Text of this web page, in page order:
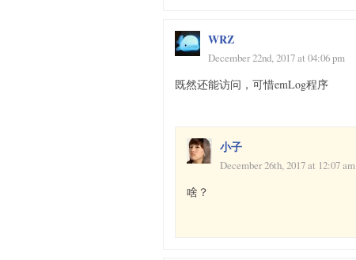
WRZ
December 22nd, 2017 at 04:06 pm
既然还能访问，可惜emLog程序
小子
December 26th, 2017 at 12:07 am
啥？